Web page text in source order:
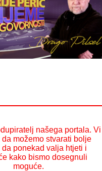
našega portala. Vi
da možemo stvarati bolje
da ponekad valja htjeti i
kako bismo dosegnuli
moguće.